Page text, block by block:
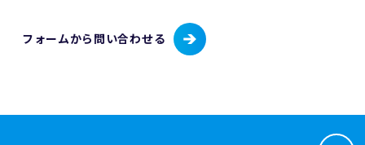
フォームから問い合わせる